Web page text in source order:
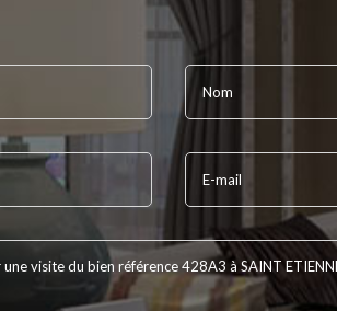
Nom
E-mail